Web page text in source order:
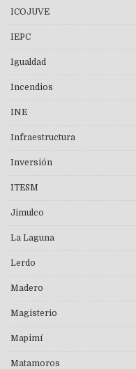
ICOJUVE
IEPC
Igualdad
Incendios
INE
Infraestructura
Inversión
ITESM
Jimulco
La Laguna
Lerdo
Madero
Magisterio
Mapimí
Matamoros